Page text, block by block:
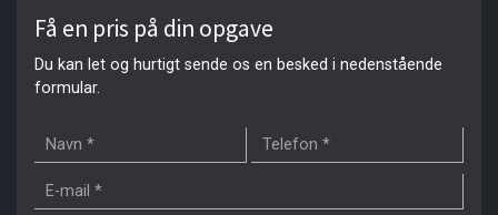
Få en pris på din opgave
Du kan let og hurtigt sende os en besked i nedenstående
formular.